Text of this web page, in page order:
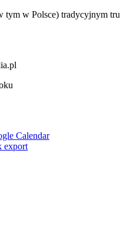
tym w Polsce) tradycyjnym
Calendar
export